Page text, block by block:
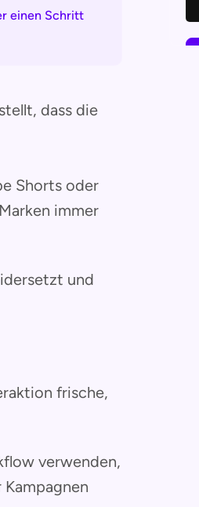
einen Schritt
dass die
Shorts oder
immer
und
frische,
verwenden,